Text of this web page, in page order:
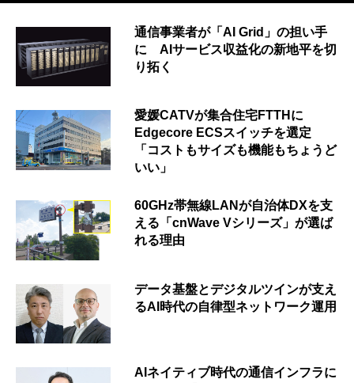
通信事業者が「AI Grid」の担い手
に AIサービス収益化の新地平を切
り拓く
愛媛CATVが集合住宅FTTHに
Edgecore ECSスイッチを選定
「コストもサイズも機能もちょうど
いい」
60GHz帯無線LANが自治体DXを支
える「cnWave Vシリーズ」が選ば
れる理由
データ基盤とデジタルツインが支え
るAI時代の自律型ネットワーク運用
AIネイティブ時代の通信インフラに